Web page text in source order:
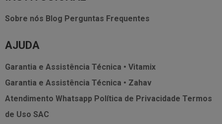
Sobre nós Blog Perguntas Frequentes
AJUDA
Garantia e Assistência Técnica • Vitamix
Garantia e Assistência Técnica • Zahav
Atendimento Whatsapp Política de Privacidade Termos
de Uso SAC